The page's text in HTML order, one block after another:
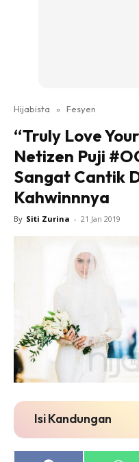
Hijabista » Fesyen
“Truly Love
Netizen Puji
Sangat Cantik
Kahwinnnya
By Siti Zurina - 21 Jan 2019
Isi Kandungan